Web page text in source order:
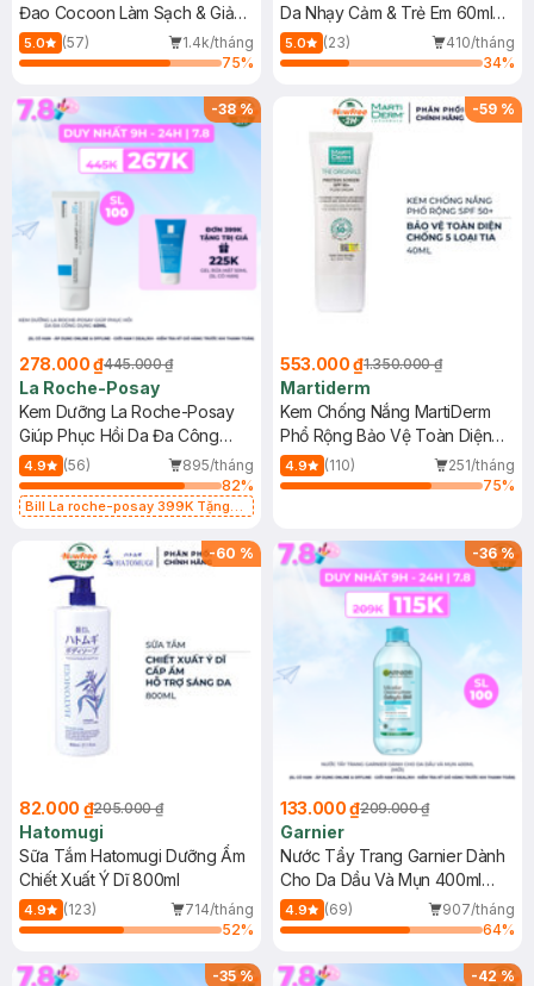
Đao Cocoon Làm Sạch & Giảm
Dầu 500ml
5.0 (57)
1.4k/tháng
75%
Da Nhạy Cảm & Trẻ Em 60ml
(Mới)
5.0 (23)
410/tháng
34%
-38%
278.000 ₫445.000 ₫
La Roche-Posay
Kem Dưỡng La Roche-Posay
Giúp Phục Hồi Da Đa Công
Dụng 40ml
4.9 (56)
895/tháng
82%
Bill La roche-posay 399K Tặng
(SL có hạn)
-59 %
553.000 ₫1.350.000 ₫
Martiderm
Kem Chống Nắng MartiDerm
Phổ Rộng Bảo Vệ Toàn Diện
40ml
4.9 (110)
251/tháng
75%
-60 %
82.000 ₫205.000 ₫
Hatomugi
Sữa Tắm Hatomugi Dưỡng Ẩm
Chiết Xuất Ý Dĩ 800ml
4.9 (123)
714/tháng
52%
-36%
133.000 ₫209.000 ₫
Garnier
Nước Tẩy Trang Garnier Dành
Cho Da Dầu Và Mụn 400ml
(Mới)
4.9 (69)
907/tháng
64%
-35% -42%